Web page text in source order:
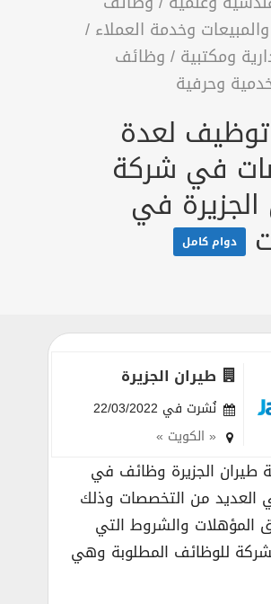
وخدمة العملاء /
ومكتبية / وظائف
وحرفية
لعدة
في شركة
في
دوام كامل
طيران الجزيرة
نُشرت في 22/03/2022
« الكويت »
طيران الجزيرة وظائف في
العديد من التخصصات وذلك
المؤهلات والشروط التي
للوظائف المطلوبة وهي